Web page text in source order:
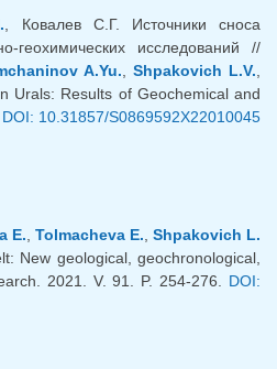
, Ковалев С.Г. Источники сноса
геохимических исследований //
A.Yu., Shpakovich L.V.,
Urals: Results of Geochemical and
DOI: 10.31857/S0869592X22010045
E. ,Tolmacheva E. ,Shpakovich L.
New geological, geochronological,
2021. V. 91. P. 254-276. DOI: